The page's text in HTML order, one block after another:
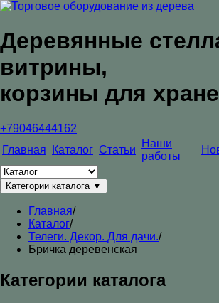
Деревянные
витрины,
корзины для
+79046444162
Главная
Каталог Статьи
Наши
работы
Категории каталога ▼
Главная/
Каталог/
Телеги. Декор. Для дачи./
Бричка деревенская
Категории каталога